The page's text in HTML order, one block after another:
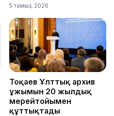
5 тамыз, 2026
Тоқаев Ұлттық архив
ұжымын 20 жылдық
мерейтойымен
құттықтады